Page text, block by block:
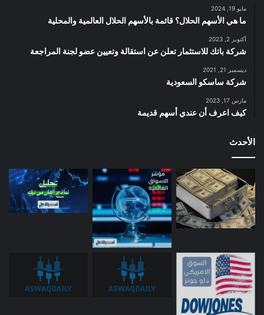
مايو 19, 2024
ما هي الأسهم الحلال؟ قائمة بالأسهم الحلال العالمية والمحلية
أكتوبر 2, 2023
شركة باتك للاستثمار تعلن عن استقالة وتعيين عضو لجنة المراجعة
ديسمبر 21, 2021
شركة ساسكو السعودية
مارس 17, 2023
كيف اعرف أن عندي أسهم قديمة
الأحدث